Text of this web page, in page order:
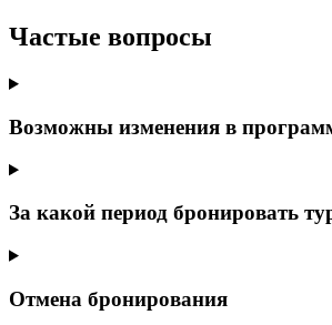
Частые вопросы
Возможны изменения в
За какой период бронировать
Отмена бронирования